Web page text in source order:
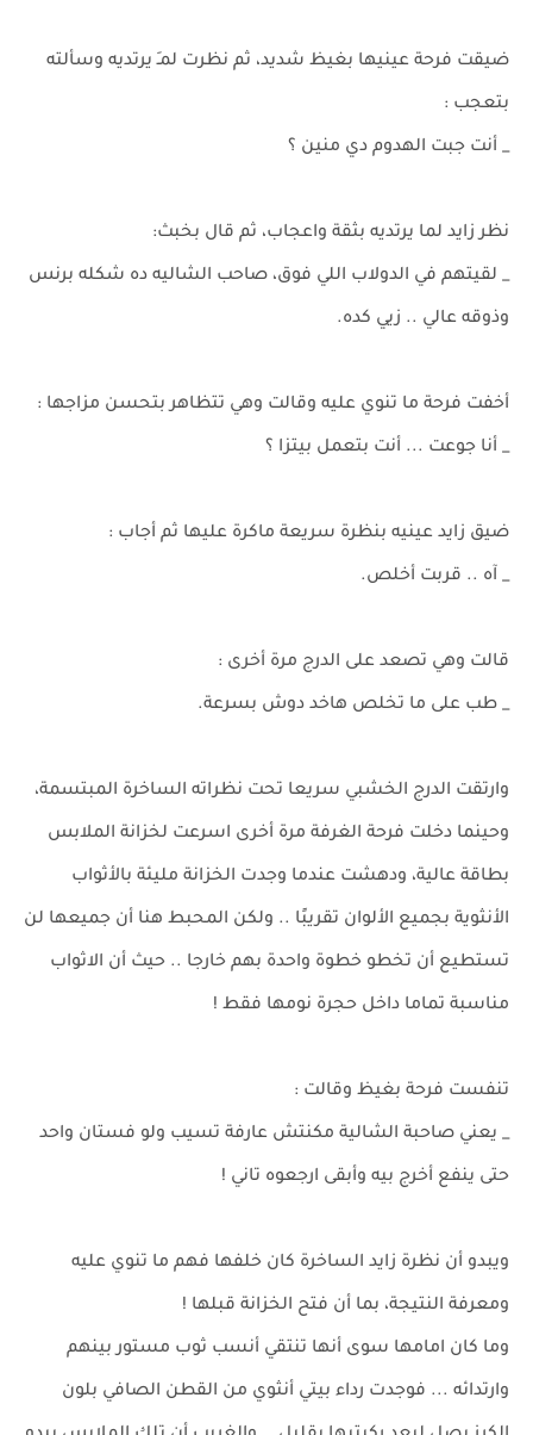
ضيقت فرحة عينيها بغيظ شديد، ثم نظرت لمـَ يرتديه وسألته
بتعجب :
_ أنت جبت الهدوم دي منين ؟
نظر زايد لما يرتديه بثقة واعجاب، ثم قال بخبث:
_ لقيتهم في الدولاب اللي فوق، صاحب الشاليه ده شكله برنس
وذوقه عالي .. زيي كده.
أخفت فرحة ما تنوي عليه وقالت وهي تتظاهر بتحسن مزاجها :
_ أنا جوعت ... أنت بتعمل بيتزا ؟
ضيق زايد عينيه بنظرة سريعة ماكرة عليها ثم أجاب :
_ آه .. قربت أخلص.
قالت وهي تصعد على الدرج مرة أخرى :
_ طب على ما تخلص هاخد دوش بسرعة.
وارتقت الدرج الخشبي سريعا تحت نظراته الساخرة المبتسمة،
وحينما دخلت فرحة الغرفة مرة أخرى اسرعت لخزانة الملابس
بطاقة عالية، ودهشت عندما وجدت الخزانة مليئة بالأثواب
الأنثوية بجميع الألوان تقريبًا .. ولكن المحبط هنا أن جميعها لن
تستطيع أن تخطو خطوة واحدة بهم خارجا .. حيث أن الاثواب
مناسبة تماما داخل حجرة نومها فقط !
تنفست فرحة بغيظ وقالت :
_ يعني صاحبة الشالية مكنتش عارفة تسيب ولو فستان واحد
حتى ينفع أخرج بيه وأبقى ارجعوه تاني !
ويبدو أن نظرة زايد الساخرة كان خلفها فهم ما تنوي عليه
ومعرفة النتيجة، بما أن فتح الخزانة قبلها !
وما كان امامها سوى أنها تنتقي أنسب ثوب مستور بينهم
وارتدائه ... فوجدت رداء بيتي أنثوي من القطن الصافي بلون